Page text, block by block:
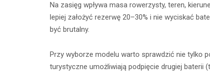
Na zasięg wpływa masa rowerzysty, teren,
lepiej założyć rezerwę 20–30% i nie wyciskać
być brutalny.
Przy wyborze modelu warto sprawdzić nie tylko
turystyczne umożliwiają podpięcie drugiej baterii